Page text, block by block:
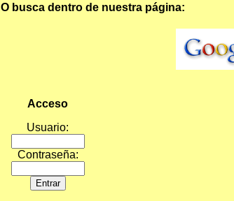
O busca dentro de nuestra página:
Acceso
Usuario:
Contraseña: